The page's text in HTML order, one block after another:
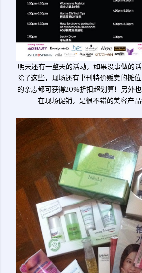
明天还有一整天的活动，如果没事做的
除了这些，现场还有书刊特价贩卖的摊
的杂志都可获得20%折扣超划算！另外
在现场促销，是很不错的美容产品